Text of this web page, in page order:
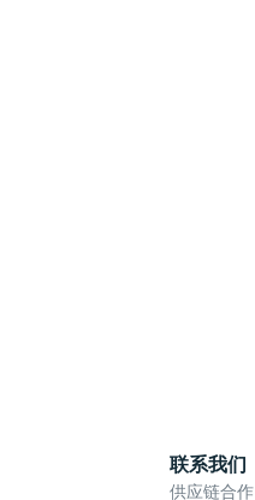
联系我们
供应链合作